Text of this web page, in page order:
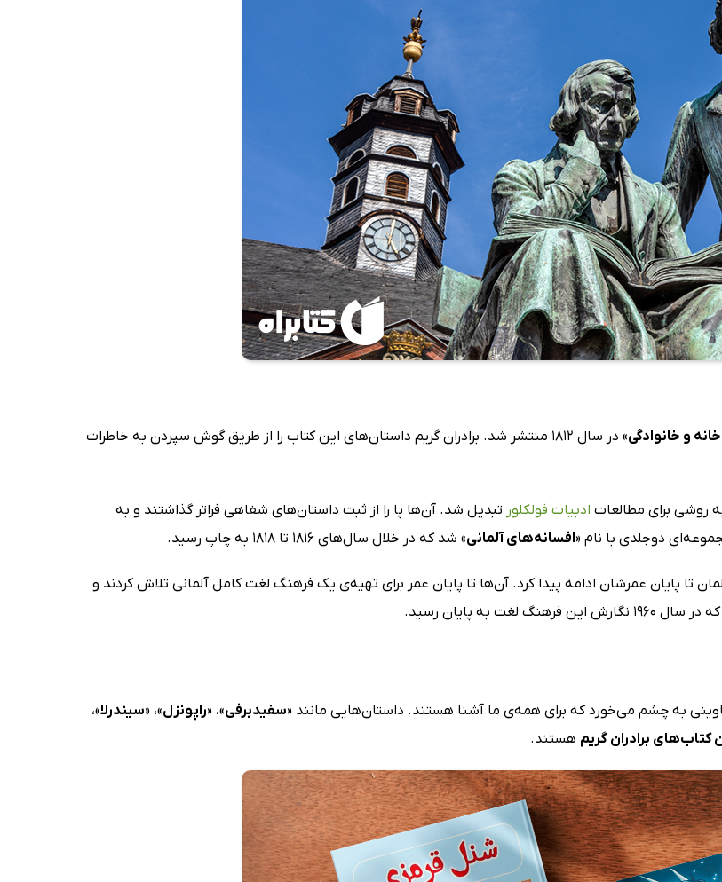
و خانوادگی
» در سال 1812 منتشر شد. برادران گریم داستان‌های این کتاب را از طریق گوش سپردن به خاطرات
روشی برای مطالعات ادبیات فولکلور تبدیل شد. آن‌ها پا را از ثبت داستان‌های شفاهی فراتر گذاشتند و به
دوجلدی با نام «افسانه‌های آلمانی» شد که در خلال سال‌های 1816 تا 1818 به چاپ رسید.
تا پایان عمرشان ادامه پیدا کرد. آن‌ها تا پایان عمر برای تهیه‌ی یک فرهنگ لغت کامل آلمانی تلاش کردند و
به پایان رسید.
عناوینی به چشم می‌خورد که برای همه‌ی ما آشنا هستند. داستان‌هایی مانند «سفیدبرفی»، «راپونزل»، «سیندرلا»،
کتاب‌های برادران گریم هستند.